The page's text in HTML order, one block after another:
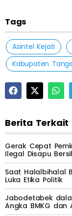
Tags
Asintel Kejati
Kabupaten
Berita Terkait
Gerak Cepat
Ilegal Disapu
Saat Halalbihalal
Luka Etika Politik
Jabodetabek
Angka BMKG dan